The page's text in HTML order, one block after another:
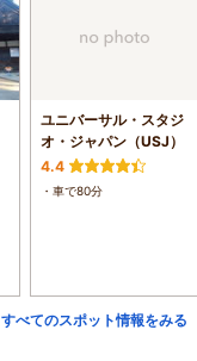
ユニバーサル・スタジ
オ・ジャパン（USJ）
4.4
・車で80分
すべてのスポット情報をみる